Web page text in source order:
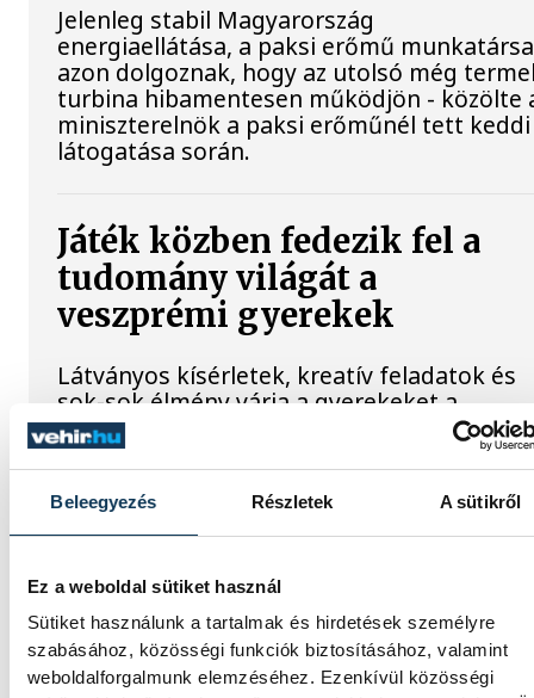
Beleegyezés Részletek A sütikről
Ez a weboldal sütiket használ
Sütiket használunk a tartalmak és hirdetések személyre
szabásához, közösségi funkciók biztosításához, valamint
weboldalforgalmunk elemzéséhez. Ezenkívül közösségi
Jelenleg stabil Magyarország
energiaellátása, a paksi erőmű
azon dolgoznak, hogy az utolsó még
turbina hibamentesen működjön - közölte
miniszterelnök a paksi erőműnél tett keddi
látogatása során.
Játék közben fedezik fel a
tudomány világát a
veszprémi gyerekek
Látványos kísérletek, kreatív feladatok és
sok-sok élmény várja a gyerekeket a
veszprémi Tinker Labsben. Videónkban
Balassa Marietta, a központ vezetője
mutatja be, hogyan teszik izgalmassá a
természettudományok megismerését.
SPORT